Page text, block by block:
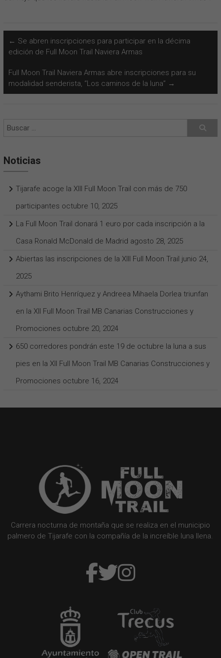
← Se abren inscripciones para participar en la décima
edición de Full Moon Trail Naviera Armas
Full Moon Trail Naviera Armas abre inscripciones para su
modalidad senderista, “Los caminos de la luna” →
Noticias
Tijarafe acoge la XIII Full Moon Trail con más de 750
participantes octubre 10, 2025
La Full Moon Trail donará 1 euro por cada inscripción a la
Casa Ronald McDonald de Madrid agosto 28, 2025
Abiertas las inscripciones de la XIII Full Moon Trail junio 24,
2025
Aythami Brito Henríquez y Andreea Mihaela Dorlea triunfan
en la XII Full Moon Trail MB Canarias Construcciones y
Promociones octubre 20, 2024
650 corredores pondrán este 19 de octubre la luna a sus
pies en la XII Full Moon Trail MB Canarias Construcciones y
Promociones octubre 16, 2024
Carrera nocturna de montaña que se realiza en el municipio
palmero de Tijarafe con la compañía de la increíble luna llena.